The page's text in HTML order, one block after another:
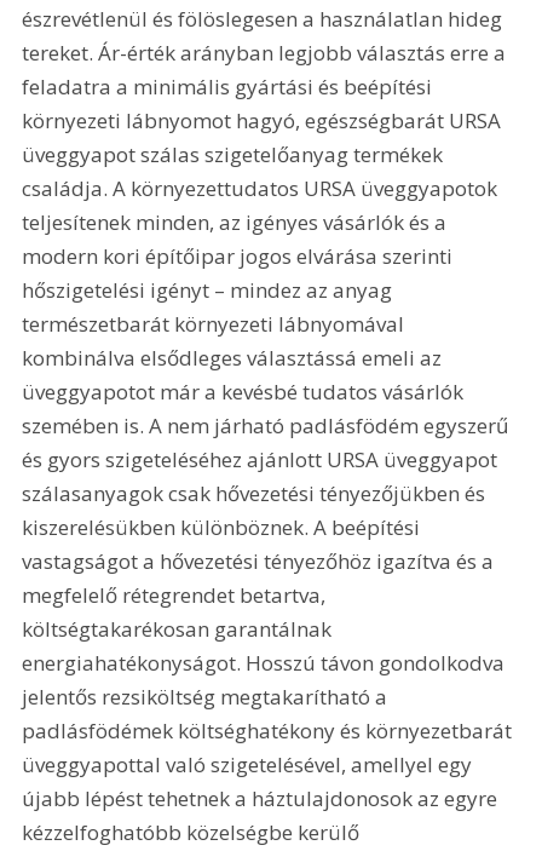
észrevétlenül és fölöslegesen a használatlan hideg
tereket. Ár-érték arányban legjobb választás erre a
feladatra a minimális gyártási és beépítési
környezeti lábnyomot hagyó, egészségbarát URSA
üveggyapot szálas szigetelőanyag termékek
családja. A környezettudatos URSA üveggyapotok
teljesítenek minden, az igényes vásárlók és a
modern kori építőipar jogos elvárása szerinti
hőszigetelési igényt – mindez az anyag
természetbarát környezeti lábnyomával
kombinálva elsődleges választássá emeli az
üveggyapotot már a kevésbé tudatos vásárlók
szemében is. A nem járható padlásfödém egyszerű
és gyors szigeteléséhez ajánlott URSA üveggyapot
szálasanyagok csak hővezetési tényezőjükben és
kiszerelésükben különböznek. A beépítési
vastagságot a hővezetési tényezőhöz igazítva és a
megfelelő rétegrendet betartva,
költségtakarékosan garantálnak
energiahatékonyságot. Hosszú távon gondolkodva
jelentős rezsiköltség megtakarítható a
padlásfödémek költséghatékony és környezetbarát
üveggyapottal való szigetelésével, amellyel egy
újabb lépést tehetnek a háztulajdonosok az egyre
kézzelfoghatóbb közelségbe kerülő